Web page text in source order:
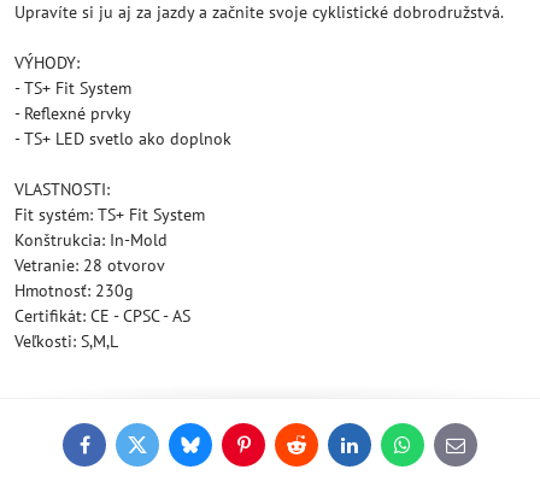
Upravíte si ju aj za jazdy a začnite svoje cyklistické dobrodružstvá.
VÝHODY:
- TS+ Fit System
- Reflexné prvky
- TS+ LED svetlo ako doplnok
VLASTNOSTI:
Fit systém: TS+ Fit System
Konštrukcia: In-Mold
Vetranie: 28 otvorov
Hmotnosť: 230g
Certifikát: CE - CPSC - AS
Veľkosti: S,M,L
FacebookTwitterBlueskyPinterestReddit LinkedInWhatsApp
E-
mail